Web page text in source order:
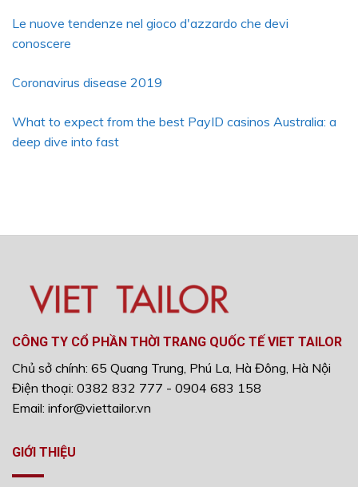
Le nuove tendenze nel gioco d'azzardo che devi
conoscere
Coronavirus disease 2019
What to expect from the best PayID casinos Australia: a
deep dive into fast
CÔNG TY CỔ PHẦN THỜI TRANG QUỐC TẾ VIET TAILOR
Chủ sở chính: 65 Quang Trung, Phú La, Hà Đông, Hà Nội
Điện thoại: 0382 832 777 - 0904 683 158
Email: infor@viettailor.vn
GIỚI THIỆU